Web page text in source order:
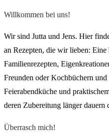
Willkommen bei uns!
Wir sind Jutta und Jens. Hier
an Rezepten, die wir lieben:
Familienrezepten,
Freunden oder Kochbüchern
Feierabendküche und
deren Zubereitung länger
Überrasch mich!